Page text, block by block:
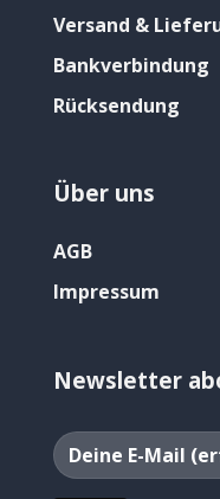
Versand &
Bankverbindung
Rücksendung
Über uns
AGB
Impressum
Newsletter